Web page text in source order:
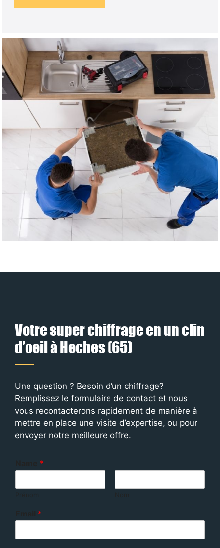
Votre super chiffrage en un clin
d’oeil à Heches (65)
Une question ? Besoin d’un chiffrage?
Remplissez le formulaire de contact et nous
vous recontacterons rapidement de manière à
mettre en place une visite d’expertise, ou pour
envoyer notre meilleure offre.
*
*